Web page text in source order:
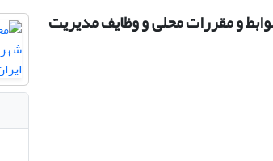
و مقررات محلی و وظایف مدیریت